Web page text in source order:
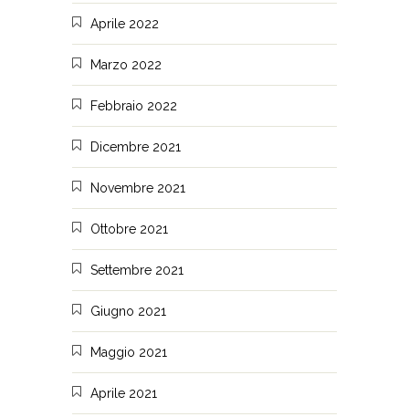
Aprile 2022
Marzo 2022
Febbraio 2022
Dicembre 2021
Novembre 2021
Ottobre 2021
Settembre 2021
Giugno 2021
Maggio 2021
Aprile 2021